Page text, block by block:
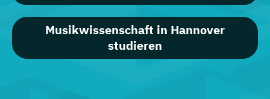
Musikwissenschaft in Hannover
studieren